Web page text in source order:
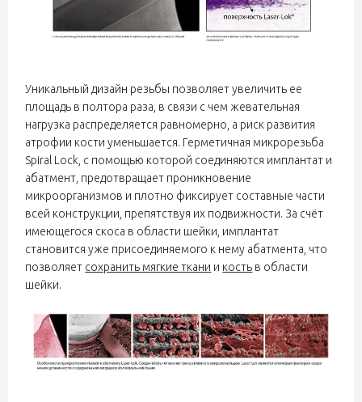
Уникальный дизайн резьбы позволяет увеличить ее
площадь в полтора раза, в связи с чем жевательная
нагрузка распределяется равномерно, а риск развития
атрофии кости уменьшается. Герметичная микрорезьба
Spiral Lock, с помощью которой соединяются имплантат и
абатмент, предотвращает проникновение
микроорганизмов и плотно фиксирует составные части
всей конструкции, препятствуя их подвижности. За счёт
имеющегося скоса в области шейки, имплантат
становится уже присоединяемого к нему абатмента, что
позволяет сохранить мягкие ткани и кость в области
шейки.